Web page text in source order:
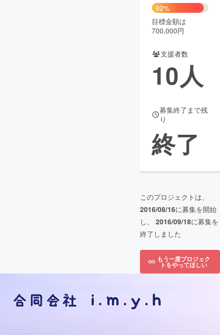
CAMPFIRE Creation
コミュニティ
92%
目標金額は
700,000円
支援者数
10人
募集終了まで残
り
終了
このプロジェクトは、
2016/08/16に募集を開始
し、 2016/09/18に募集を
終了しました
もう一度プロジェク
トをやってほしい